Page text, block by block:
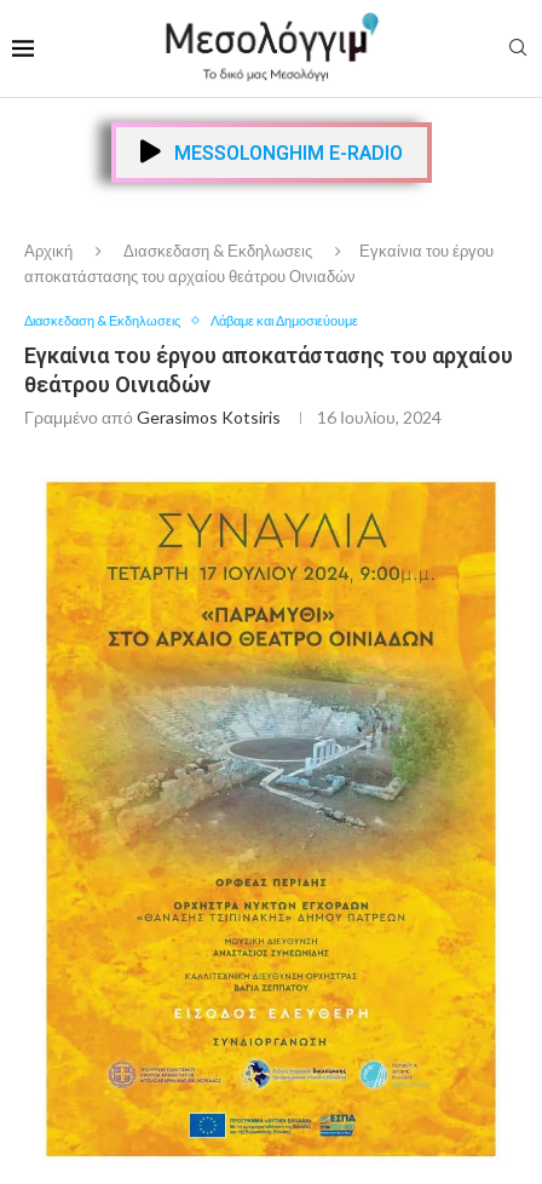
MESSOLONGHIM E-RADIO
Αρχική Διασκεδαση & Εκδηλωσεις
Εγκαίνια του έργου
αποκατάστασης του αρχαίου θεάτρου Οινιαδών
Διασκεδαση & Εκδηλωσεις Λάβαμε και Δημοσιεύουμε
Εγκαίνια του έργου αποκατάστασης του αρχαίου
θεάτρου Οινιαδών
Γραμμένο από Gerasimos Kotsiris 16 Ιουλίου, 2024